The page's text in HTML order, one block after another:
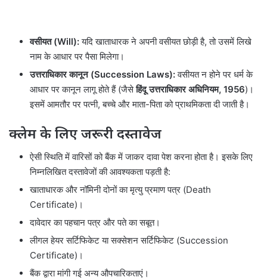
वसीयत (Will):यदि खाताधारक ने अपनी वसीयत छोड़ी है, तो उसमें लिखे
नाम के आधार पर पैसा मिलेगा।
उत्तराधिकार कानून (Succession Laws):वसीयत न होने पर धर्म के
आधार पर कानून लागू होते हैं (जैसेहिंदू उत्तराधिकार अधिनियम, 1956)।
इसमें आमतौर पर पत्नी, बच्चे और माता-पिता को प्राथमिकता दी जाती है।
क्लेम के लिए जरूरी दस्तावेज
ऐसी स्थिति में वारिसों को बैंक में जाकर दावा पेश करना होता है। इसके लिए
निम्नलिखित दस्तावेजों की आवश्यकता पड़ती है:
खाताधारक और नॉमिनी दोनों का मृत्यु प्रमाण पत्र (Death
Certificate)।
दावेदार का पहचान पत्र और पते का सबूत।
लीगल हेयर सर्टिफिकेट या सक्सेशन सर्टिफिकेट (Succession
Certificate)।
बैंक द्वारा मांगी गई अन्य औपचारिकताएं।